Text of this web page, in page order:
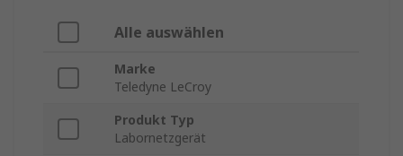
Alle auswählen
Marke
Teledyne LeCroy
Produkt Typ
Labornetzgerät